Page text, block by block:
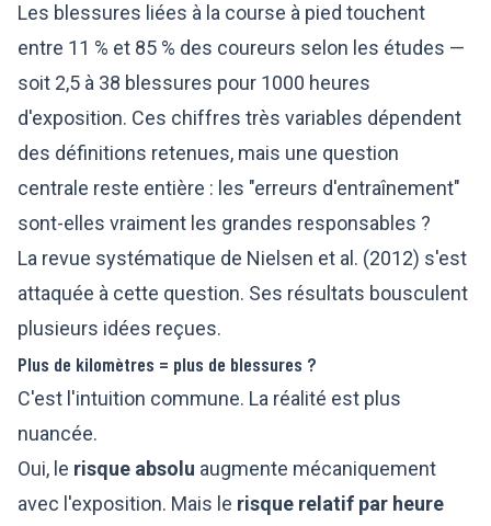
Les blessures liées à la course à pied touchent
entre 11 % et 85 % des coureurs selon les études —
soit 2,5 à 38 blessures pour 1000 heures
d'exposition. Ces chiffres très variables dépendent
des définitions retenues, mais une question
centrale reste entière : les "erreurs d'entraînement"
sont-elles vraiment les grandes responsables ?
La revue systématique de Nielsen et al. (2012) s'est
attaquée à cette question. Ses résultats bousculent
plusieurs idées reçues.
Plus de kilomètres = plus de blessures ?
C'est l'intuition commune. La réalité est plus
nuancée.
Oui, le risque absolu augmente mécaniquement
avec l'exposition. Mais le risque relatif par heure